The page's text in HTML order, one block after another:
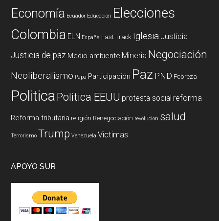
Economía Ecuador Educación Elecciones
Colombia ELN España Fast Track Iglesia Justicia
Justicia de paz Medio ambiente Mineria Negociación
Neoliberalismo Papa Participación Paz PND Pobreza
PoliticaPolitica EEUU protesta social reforma
Reforma tributaria religión Renegociación revolucion salud
Terrorismo Trump Venezuela Victimas
APOYO SUR